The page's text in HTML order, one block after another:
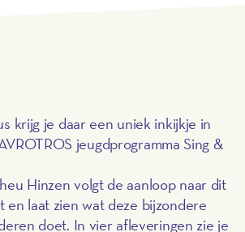
krijg je daar een uniek inkijkje in
jeugdprogramma Sing &
Hinzen volgt de aanloop naar dit
en laat zien wat deze bijzondere
doet. In vier afleveringen zie je